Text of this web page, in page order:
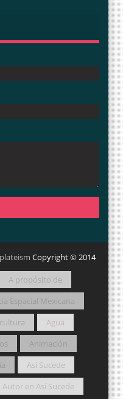
Copyright © 2014
A propósito de
Espacial Mexicana
Agua
Animación
Así Sucede
Autor en Así Sucede